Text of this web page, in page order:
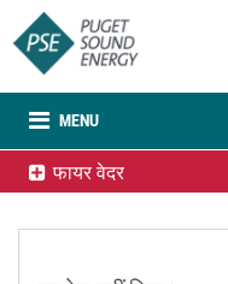
MENU
फायर वेदर